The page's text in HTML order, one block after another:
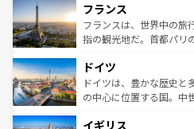
ませてくれるイタリアで
なお、新着のイタリア情
しい。
文化が根付くこの国では
れる闘牛、そして美味し
る。首都マドリードの洗
の城塞都市、穏やかなビ
せる。地方によって風土
フランス
フランスは、世界中の旅
指の観光地だ。首都パリ
で、幅広い魅力が詰まっ
聖堂、美しいビーチ、そ
から魅了する。また、フ
いる。シャンパンの発祥
ドイツ
ドイツは、豊かな歴史と
の中心に位置する国。中
顔を持つこの国は、どこ
イギリス